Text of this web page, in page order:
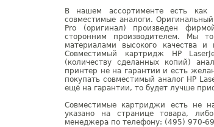
В нашем ассортименте есть как
совместимые аналоги.
Pro (оригинал) произведен
сторонним производителем. Мы
материалами высокого качества
Совместимый картридж HP
(количеству сделанных копий)
принтер не на гарантии и есть
покупать совместимый аналог HP
ещё на гарантии, то будет лучше
Совместимые картриджи есть не
указано на странице товара,
менеджера по телефону: (495) 970-